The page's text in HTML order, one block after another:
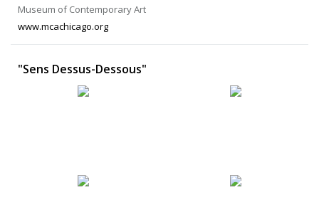
Museum of Contemporary Art
www.mcachicago.org
"Sens Dessus-Dessous"